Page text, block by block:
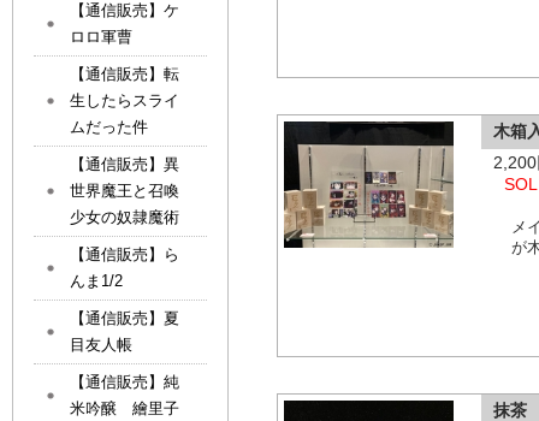
木箱
メ
が
抹茶
【通信販売】ケ
ロロ軍曹
【通信販売】転
生したらスライ
ムだった件
【通信販売】異
世界魔王と召喚
少女の奴隷魔術
【通信販売】ら
んま1/2
【通信販売】夏
目友人帳
【通信販売】純
米吟醸 繪里子